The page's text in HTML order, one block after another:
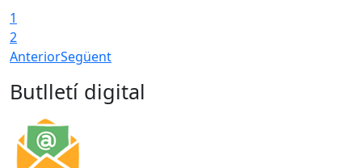
1
2
AnteriorSegüent
Butlletí digital